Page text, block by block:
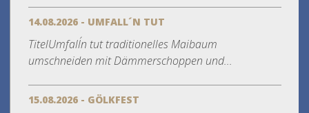
14.08.2026 - UMFALL´N TUT
TitelUmfall´n tut traditionelles Maibaum
umschneiden mit Dämmerschoppen und...
15.08.2026 - GÖLKFEST